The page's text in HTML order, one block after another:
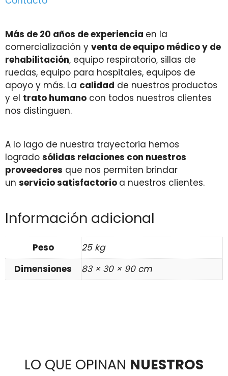
Más de 20 años de experiencia en la
comercialización y venta de equipo médico y de
rehabilitación, equipo respiratorio, sillas de
ruedas, equipo para hospitales, equipos de
apoyo y más. La calidad de nuestros productos
y el trato humano con todos nuestros clientes
nos distinguen.
A lo lago de nuestra trayectoria hemos
logrado sólidas relaciones con nuestros
proveedores que nos permiten brindar
un servicio satisfactorio a nuestros clientes.
Información adicional
Peso
25 kg
Dimensiones
83 × 30 × 90 cm
LO QUE OPINAN NUESTROS